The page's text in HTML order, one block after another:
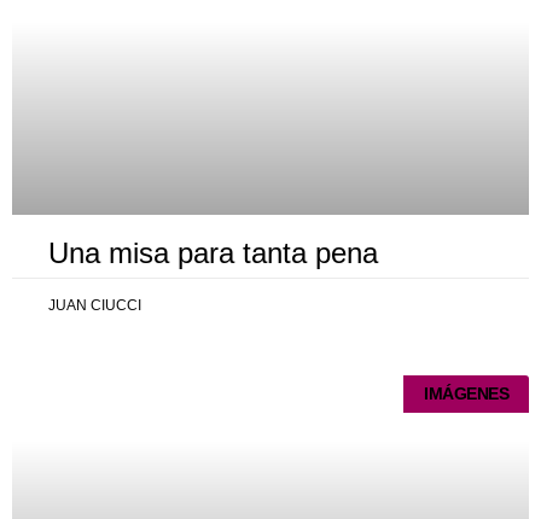
Una misa para tanta pena
JUAN CIUCCI
IMÁGENES